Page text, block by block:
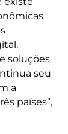
soluções
seu
a
países”,